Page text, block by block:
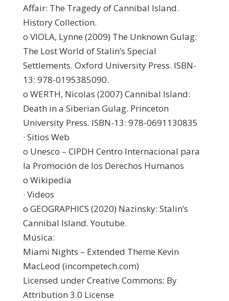
Affair: The Tragedy of Cannibal Island.
History Collection.
o VIOLA, Lynne (2009) The Unknown Gulag:
The Lost World of Stalin’s Special
Settlements. Oxford University Press. ISBN-
13: 978-0195385090.
o WERTH, Nicolas (2007) Cannibal Island:
Death in a Siberian Gulag. Princeton
University Press. ISBN-13: 978-0691130835
· Sitios Web
o Unesco – CIPDH Centro Internacional para
la Promoción de los Derechos Humanos
o Wikipedia
· Videos
o GEOGRAPHICS (2020) Nazinsky: Stalin’s
Cannibal Island. Youtube.
Música:
Miami Nights – Extended Theme Kevin
MacLeod (incompetech.com)
Licensed under Creative Commons: By
Attribution 3.0 License